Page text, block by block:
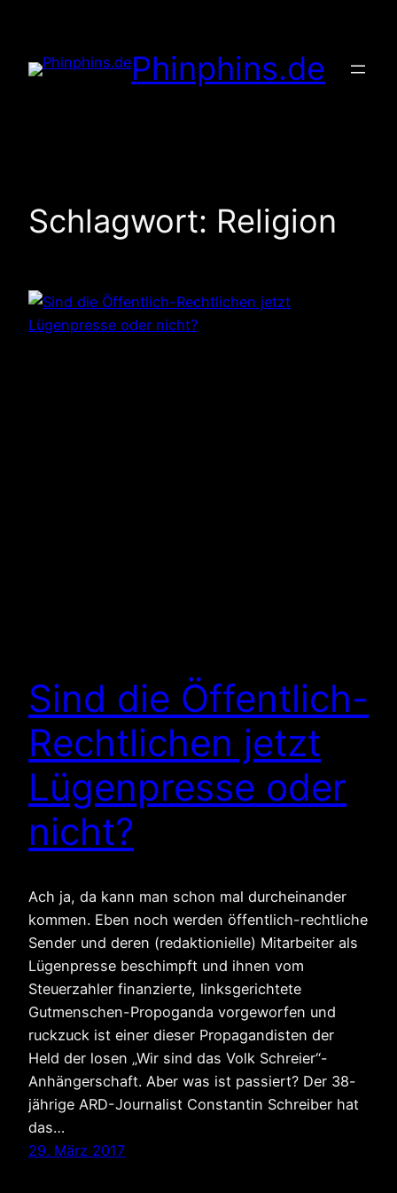
springen
Phinphins.de
Schlagwort: Religion
Sind die Öffentlich-
Rechtlichen jetzt
Lügenpresse oder
nicht?
Ach ja, da kann man schon mal durcheinander
kommen. Eben noch werden öffentlich-rechtliche
Sender und deren (redaktionielle) Mitarbeiter als
Lügenpresse beschimpft und ihnen vom
Steuerzahler finanzierte, linksgerichtete
Gutmenschen-Propoganda vorgeworfen und
ruckzuck ist einer dieser Propagandisten der
Held der losen „Wir sind das Volk Schreier“-
Anhängerschaft. Aber was ist passiert? Der 38-
jährige ARD-Journalist Constantin Schreiber hat
das…
29. März 2017